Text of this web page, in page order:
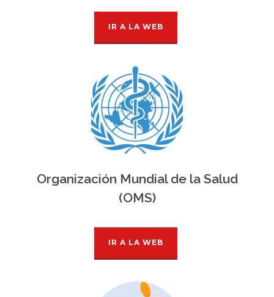
IR A LA WEB
Organización Mundial de la Salud
(OMS)
IR A LA WEB